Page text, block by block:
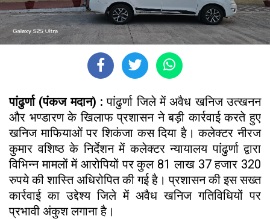
पांढुर्णा (पंकज मदान) :पांढुर्णा जिले में अवैध खनिज उत्खनन
और भण्डारण के खिलाफ प्रशासन ने बड़ी कार्रवाई करते हुए
खनिज माफियाओं पर शिकंजा कस दिया है। कलेक्टर नीरज
कुमार वशिष्ठ के निर्देशन में कलेक्टर न्यायालय पांढुर्णा द्वारा
विभिन्न मामलों में आरोपियों पर कुल 81 लाख 37 हजार 320
रुपये की शास्ति अधिरोपित की गई है। प्रशासन की इस सख्त
कार्रवाई का उद्देश्य जिले में अवैध खनिज गतिविधियों पर
प्रभावी अंकुश लगाना है।